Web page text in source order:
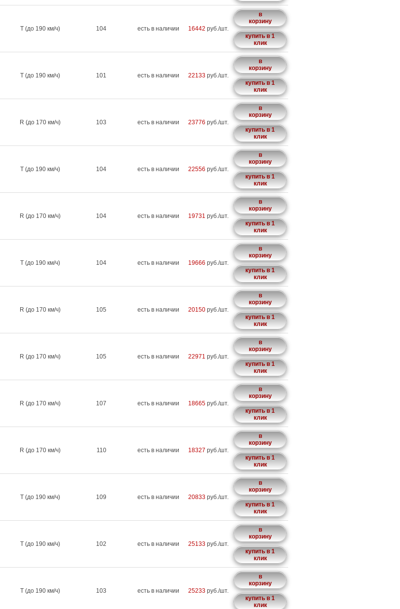
T (до 190 км/ч) 104 есть в наличии 16442 руб./шт.
в
корзину
купить в 1
клик
T (до 190 км/ч) 101 есть в наличии 22133 руб./шт.
в
корзину
купить в 1
клик
R (до 170 км/ч) 103 есть в наличии 23776 руб./шт.
в
корзину
купить в 1
клик
T (до 190 км/ч) 104 есть в наличии 22556 руб./шт.
в
корзину
купить в 1
клик
R (до 170 км/ч) 104 есть в наличии 19731 руб./шт.
в
корзину
купить в 1
клик
T (до 190 км/ч) 104 есть в наличии 19666 руб./шт.
в
корзину
купить в 1
клик
R (до 170 км/ч) 105 есть в наличии 20150 руб./шт.
в
корзину
купить в 1
клик
R (до 170 км/ч) 105 есть в наличии 22971 руб./шт.
в
корзину
купить в 1
клик
R (до 170 км/ч) 107 есть в наличии 18665 руб./шт.
в
корзину
купить в 1
клик
R (до 170 км/ч) 110 есть в наличии 18327 руб./шт.
в
корзину
купить в 1
клик
T (до 190 км/ч) 109 есть в наличии 20833 руб./шт.
в
корзину
купить в 1
клик
T (до 190 км/ч) 102 есть в наличии 25133 руб./шт.
в
корзину
купить в 1
клик
T (до 190 км/ч) 103 есть в наличии 25233 руб./шт.
в
корзину
купить в 1
клик